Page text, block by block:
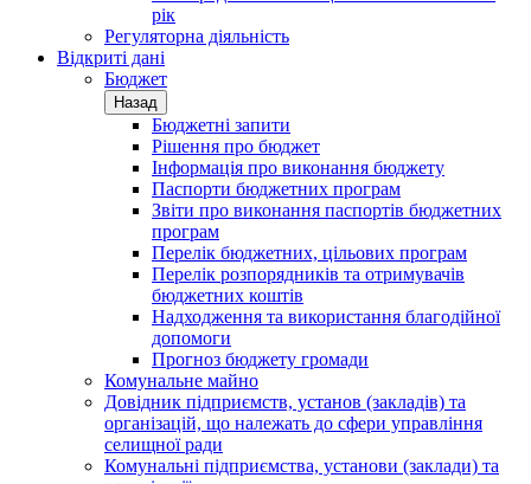
рік
Регуляторна діяльність
Відкриті дані
Бюджет
Назад
Бюджетні запити
Рішення про бюджет
Інформація про виконання бюджету
Паспорти бюджетних програм
Звіти про виконання паспортів бюджетних
програм
Перелік бюджетних, цільових програм
Перелік розпорядників та отримувачів
бюджетних коштів
Надходження та використання благодійної
допомоги
Прогноз бюджету громади
Комунальне майно
Довідник підприємств, установ (закладів) та
організацій, що належать до сфери управління
селищної ради
Комунальні підприємства, установи (заклади) та